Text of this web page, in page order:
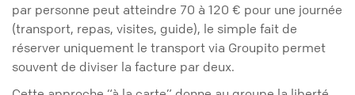
par personne peut atteindre 70 à 120 € pour une journée
(transport, repas, visites, guide), le simple fait de
réserver uniquement le transport via Groupito permet
souvent de diviser la facture par deux.